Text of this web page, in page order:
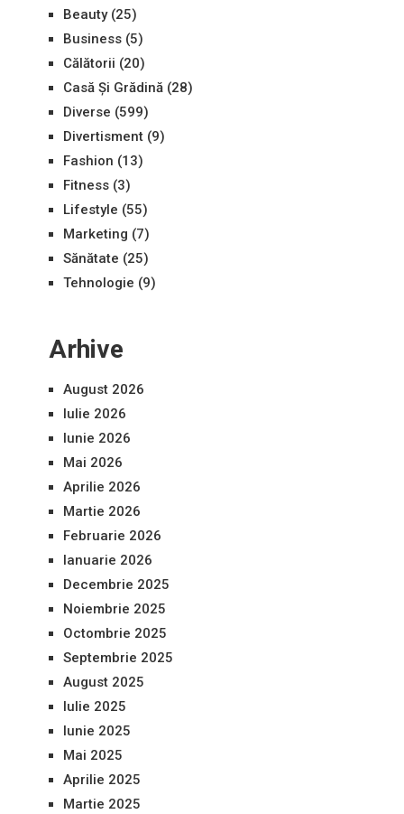
Beauty(25)
Business(5)
Călătorii (20)
Casă Și Grădină(28)
Diverse (599)
Divertisment(9)
Fashion (13)
Fitness(3)
Lifestyle (55)
Marketing (7)
Sănătate (25)
Tehnologie (9)
Arhive
August 2026
Iulie 2026
Iunie 2026
Mai 2026
Aprilie 2026
Martie 2026
Februarie 2026
Ianuarie 2026
Decembrie 2025
Noiembrie 2025
Octombrie 2025
Septembrie 2025
August 2025
Iulie 2025
Iunie 2025
Mai 2025
Aprilie 2025
Martie 2025